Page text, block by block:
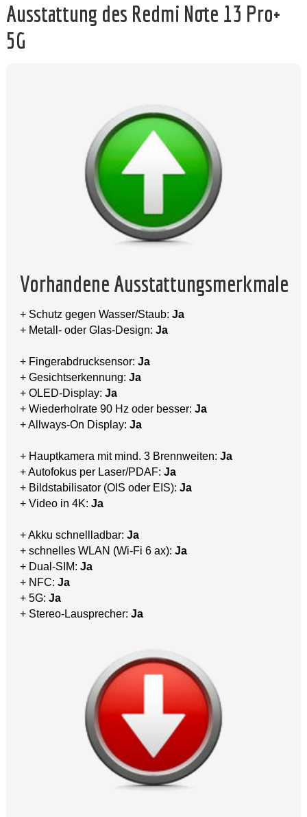
Ausstattung des Redmi Note 13 Pro+
5G
Vorhandene Ausstattungsmerkmale
+ Schutz gegen Wasser/Staub: Ja
+ Metall- oder Glas-Design: Ja
+ Fingerabdrucksensor: Ja
+ Gesichtserkennung: Ja
+ OLED-Display: Ja
+ Wiederholrate 90 Hz oder besser: Ja
+ Allways-On Display: Ja
+ Hauptkamera mit mind. 3 Brennweiten: Ja
+ Autofokus per Laser/PDAF: Ja
+ Bildstabilisator (OIS oder EIS): Ja
+ Video in 4K: Ja
+ Akku schnellladbar: Ja
+ schnelles WLAN (Wi-Fi 6 ax): Ja
+ Dual-SIM: Ja
+ NFC: Ja
+ 5G: Ja
+ Stereo-Lausprecher: Ja